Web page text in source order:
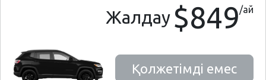
Жалдау $849/ай
Қолжетімді емес